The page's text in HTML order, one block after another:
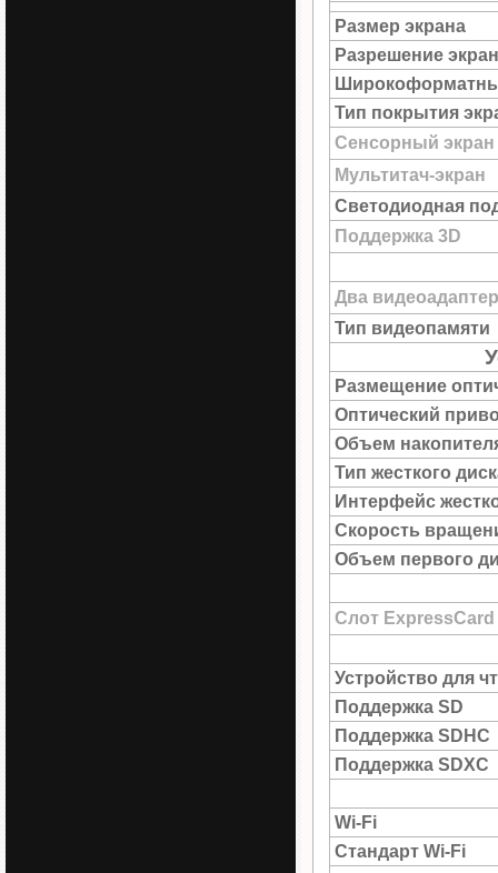
Размер экрана
Разрешение
Тип покрытия
Сенсорный экран
Мультитач-экран
Светодиодная
Поддержка 3D
Два
Тип видеопамяти
Размещение
Оптический
Объем
Тип жесткого
Интерфейс
Скорость
Объем первого
Слот ExpressCard
Устройство для
Поддержка SD
Поддержка SDHC
Поддержка SDXC
Wi-Fi
Стандарт Wi-Fi